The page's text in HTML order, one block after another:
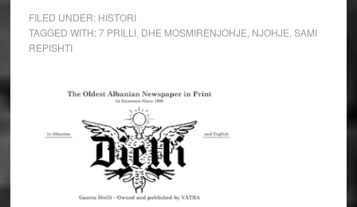
FILED UNDER: HISTORI
TAGGED WITH:7 PRILLI, DHE MOSMIRENJOHJE NJOHJE SAMI
REPISHTI